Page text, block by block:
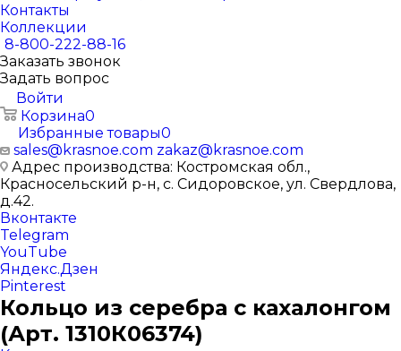
Контакты
Коллекции
8-800-222-88-16
Заказать звонок
Задать вопрос
Войти
Корзина0
Избранные товары0
sales@krasnoe.com zakaz@krasnoe.com
Адрес производства: Костромская обл.,
Красносельский р-н, с. Сидоровское, ул. Свердлова,
д.42.
Вконтакте
Telegram
YouTube
Яндекс.Дзен
Pinterest
Кольцо из серебра с кахалонгом
(Арт. 1310К06374)